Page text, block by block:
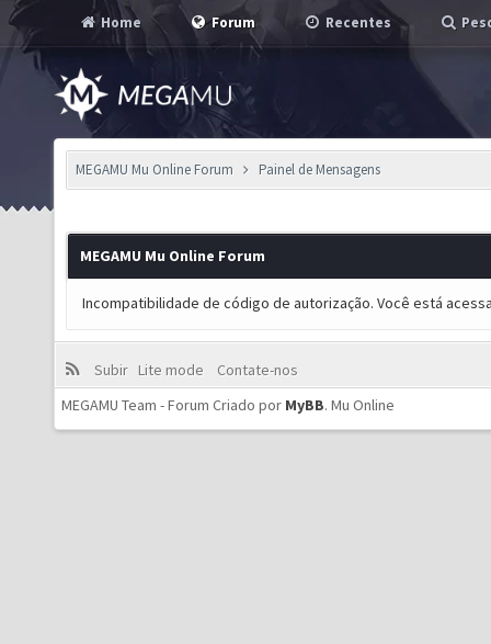
Home Forum Recentes
MEGAMU Mu Online Forum Painel de Mensagens
MEGAMU Mu Online Forum
Incompatibilidade de código de autorização. Você está
Subir Lite mode
Contate-nos
MEGAMU Team - Forum Criado por MyBB. Mu Online